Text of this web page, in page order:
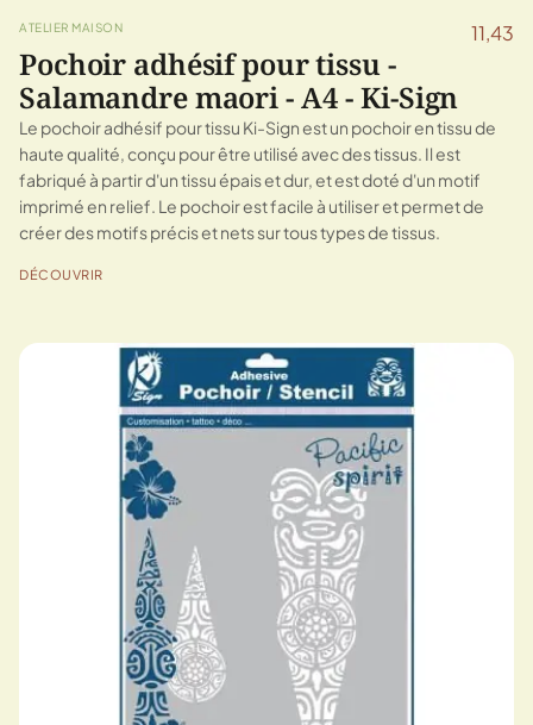
ATELIER MAISON 11,43
Pochoir adhésif pour tissu -
Salamandre maori - A4 - Ki-Sign
Le pochoir adhésif pour tissu Ki-Sign est un pochoir en tissu de
haute qualité, conçu pour être utilisé avec des tissus. Il est
fabriqué à partir d'un tissu épais et dur, et est doté d'un motif
imprimé en relief. Le pochoir est facile à utiliser et permet de
créer des motifs précis et nets sur tous types de tissus.
DÉCOUVRIR